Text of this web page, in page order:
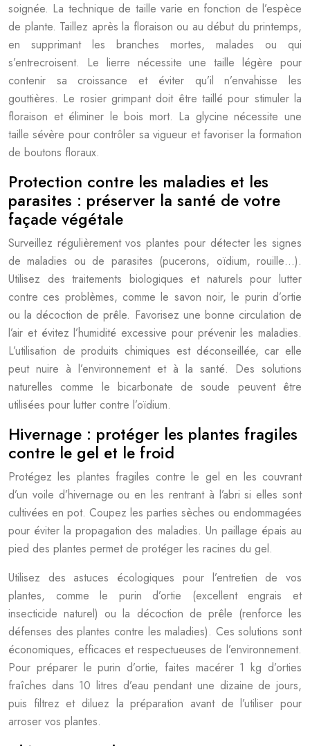
soignée. La technique de taille varie en fonction de l’espèce
de plante. Taillez après la floraison ou au début du printemps,
en supprimant les branches mortes, malades ou qui
s’entrecroisent. Le lierre nécessite une taille légère pour
contenir sa croissance et éviter qu’il n’envahisse les
gouttières. Le rosier grimpant doit être taillé pour stimuler la
floraison et éliminer le bois mort. La glycine nécessite une
taille sévère pour contrôler sa vigueur et favoriser la formation
de boutons floraux.
Protection contre les maladies et les
parasites : préserver la santé de votre
façade végétale
Surveillez régulièrement vos plantes pour détecter les signes
de maladies ou de parasites (pucerons, oïdium, rouille…).
Utilisez des traitements biologiques et naturels pour lutter
contre ces problèmes, comme le savon noir, le purin d’ortie
ou la décoction de prêle. Favorisez une bonne circulation de
l’air et évitez l’humidité excessive pour prévenir les maladies.
L’utilisation de produits chimiques est déconseillée, car elle
peut nuire à l’environnement et à la santé. Des solutions
naturelles comme le bicarbonate de soude peuvent être
utilisées pour lutter contre l’oïdium.
Hivernage : protéger les plantes fragiles
contre le gel et le froid
Protégez les plantes fragiles contre le gel en les couvrant
d’un voile d’hivernage ou en les rentrant à l’abri si elles sont
cultivées en pot. Coupez les parties sèches ou endommagées
pour éviter la propagation des maladies. Un paillage épais au
pied des plantes permet de protéger les racines du gel.
Utilisez des astuces écologiques pour l’entretien de vos
plantes, comme le purin d’ortie (excellent engrais et
insecticide naturel) ou la décoction de prêle (renforce les
défenses des plantes contre les maladies). Ces solutions sont
économiques, efficaces et respectueuses de l’environnement.
Pour préparer le purin d’ortie, faites macérer 1 kg d’orties
fraîches dans 10 litres d’eau pendant une dizaine de jours,
puis filtrez et diluez la préparation avant de l’utiliser pour
arroser vos plantes.